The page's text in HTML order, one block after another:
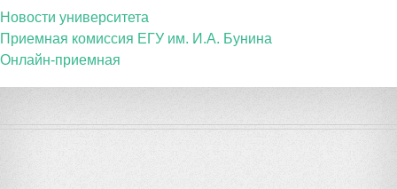
Новости университета
Приемная комиссия ЕГУ им. И.А. Бунина
Онлайн-приемная